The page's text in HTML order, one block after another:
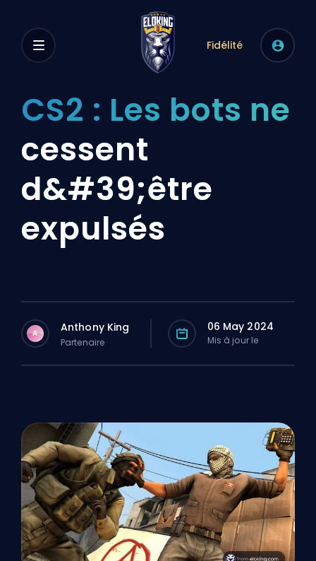
Fidélité
CS2 : Les bots ne
cessent
d&#39;être
expulsés
A Anthony King
Partenaire
06 May 2024
Mis à jour le